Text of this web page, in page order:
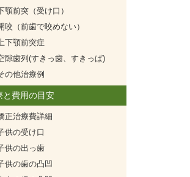
顎前突（受け口）
咬（前歯で咬めない）
上下顎前突症
隙歯列(すきっ歯、すきっぱ)
の他治療例
と費用の目安
正治療費詳細
供の受け口
供の出っ歯
供の歯の凸凹